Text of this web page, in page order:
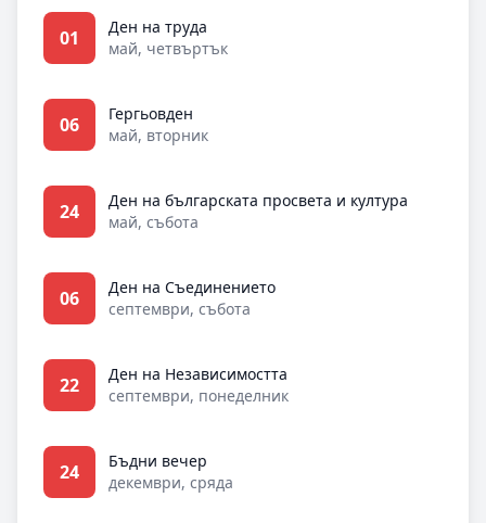
01
Ден на труда
май, четвъртък
06
Гергьовден
май, вторник
24
Ден на българската просвета и култура
май, събота
06
Ден на Съединението
септември, събота
22
Ден на Независимостта
септември, понеделник
24
Бъдни вечер
декември, сряда